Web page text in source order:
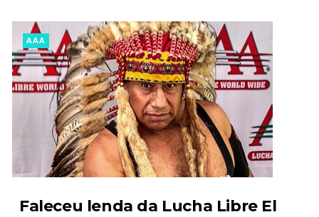
TNA iMPACT Wrestling 30 July 2026
Unknown-Jul 31 2026
AEW Dynamite 29JUL26
Unknown-Jul 30 2026
AAA
Faleceu lenda da Lucha Libre El